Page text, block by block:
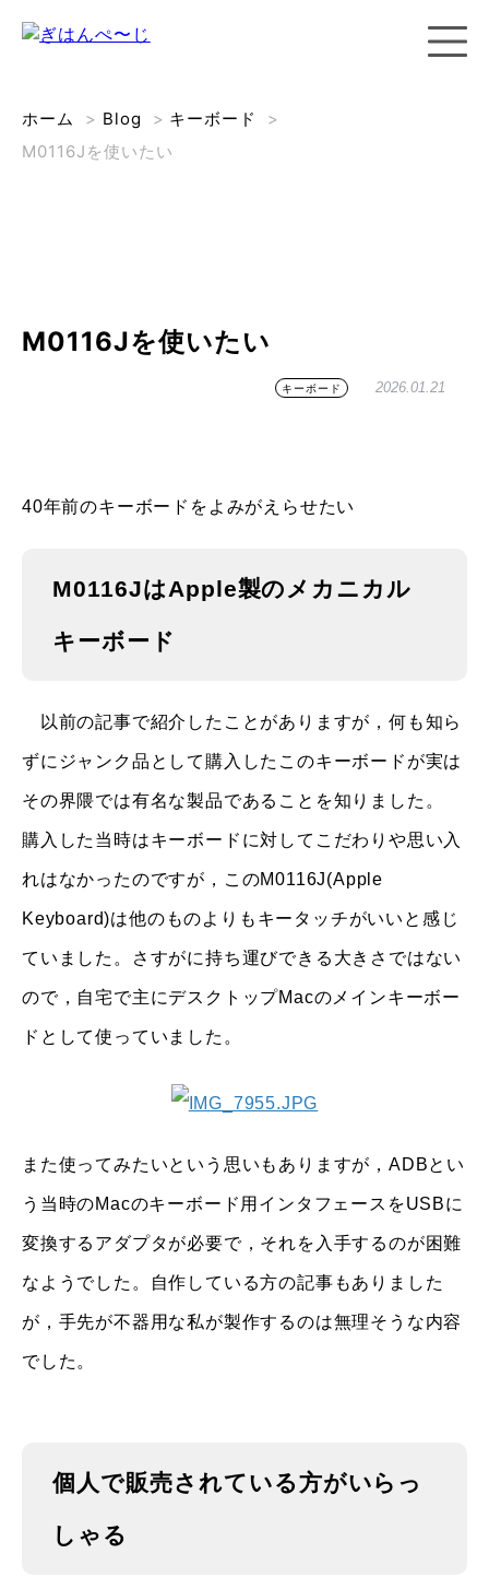
ホーム > Blog > キーボード
>
M0116Jを使いたい
M0116Jを使いたい
キーボード 2026.01.21
40年前のキーボードをよみがえらせたい
M0116JはApple製のメカニカル
キーボード
以前の記事で紹介したことがありますが，何も知ら
ずにジャンク品として購入したこのキーボードが実は
その界隈では有名な製品であることを知りました。
購入した当時はキーボードに対してこだわりや思い入
れはなかったのですが，このM0116J(Apple
Keyboard)は他のものよりもキータッチがいいと感じ
ていました。さすがに持ち運びできる大きさではない
ので，自宅で主にデスクトップMacのメインキーボー
ドとして使っていました。
また使ってみたいという思いもありますが，ADBとい
う当時のMacのキーボード用インタフェースをUSBに
変換するアダプタが必要で，それを入手するのが困難
なようでした。自作している方の記事もありました
が，手先が不器用な私が製作するのは無理そうな内容
でした。
個人で販売されている方がいらっ
しゃる